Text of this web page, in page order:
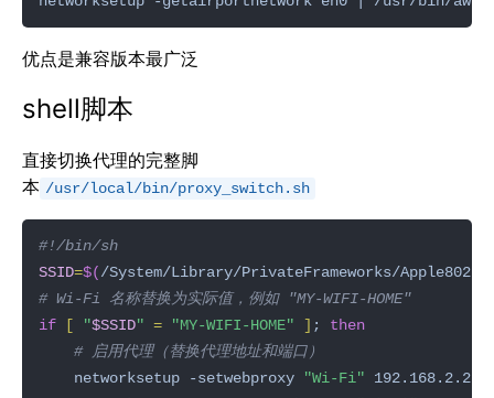
优点是兼容版本最广泛
shell脚本
直接切换代理的完整脚
本 /usr/local/bin/proxy_switch.sh
SSID=$(/System/Library/PrivateFrameworks/
# Wi-Fi 名称替换为实际值，例如 "MY-WIFI-HOME"
if
[ "$SSID" = "MY-WIFI-HOME" ] ; then
# 启用代理（替换代理地址和端口）
    networksetup -setwebproxy
"Wi-Fi" 192.168.2.2